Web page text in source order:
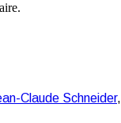
Claude Schneider,